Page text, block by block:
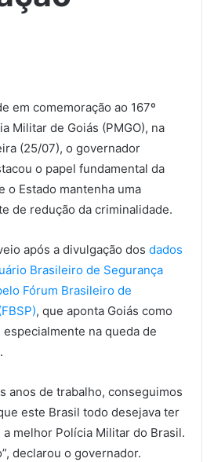
em comemoração ao 167º
Militar de Goiás (PMGO), na
(25/07), o governador
o papel fundamental da
o Estado mantenha uma
de redução da criminalidade.
após a divulgação dos dados
Brasileiro de Segurança
Fórum Brasileiro de
, que aponta Goiás como
na queda de
anos de trabalho, conseguimos
este Brasil todo desejava ter
melhor Polícia Militar do Brasil.
declarou o governador.